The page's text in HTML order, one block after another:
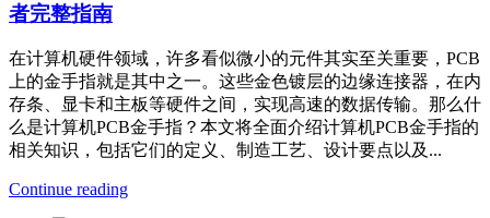
者完整指南
在计算机硬件领域，许多看似微小的元件其实至关重要，PCB
上的金手指就是其中之一。这些金色镀层的边缘连接器，在内
存条、显卡和主板等硬件之间，实现高速的数据传输。那么什
么是计算机PCB金手指？本文将全面介绍计算机PCB金手指的
相关知识，包括它们的定义、制造工艺、设计要点以及...
Continue reading